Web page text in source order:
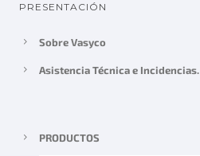
PRESENTACIÓN
Sobre Vasyco
Asistencia Técnica e Incidencias.
PRODUCTOS